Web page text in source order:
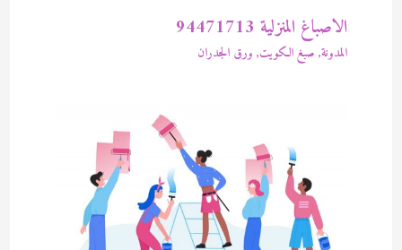
الاصباغ المنزلية 94471713
المدونة, صبغ الكويت, ورق الجدران